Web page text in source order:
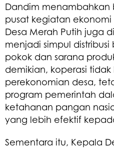
Dandim menambahkan
pusat kegiatan ekonomi
Desa Merah Putih juga
menjadi simpul
pokok dan sarana
demikian, koperasi
perekonomian desa,
program pemerintah
ketahanan pangan
yang lebih efektif
Sementara itu, Kepala